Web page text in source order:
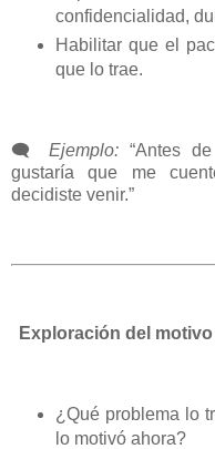
confidencialidad,
Habilitar que el
que lo trae.
🗨️ Ejemplo: “Antes
gustaría que me
decidiste venir.”
Exploración del
¿Qué problema lo
lo motivó ahora?